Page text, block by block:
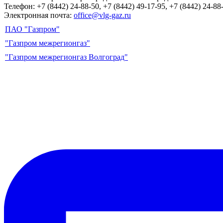
Телефон: +7 (8442) 24-88-50, +7 (8442) 49-17-95, +7 (8442) 24-
Электронная почта: office@vlg-gaz.ru
ПАО "Газпром"
"Газпром межрегионгаз"
"Газпром межрегионгаз Волгоград"